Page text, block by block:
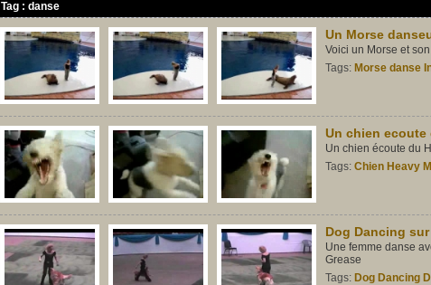
Tag : danse
Un Morse
Voici un Morse et
Tags: Morse danse
Un chien ecoute
Un chien écoute du
Tags: Chien Heavy
Dog Dancing sur
Une femme danse
Grease
Tags: Dog Dancing